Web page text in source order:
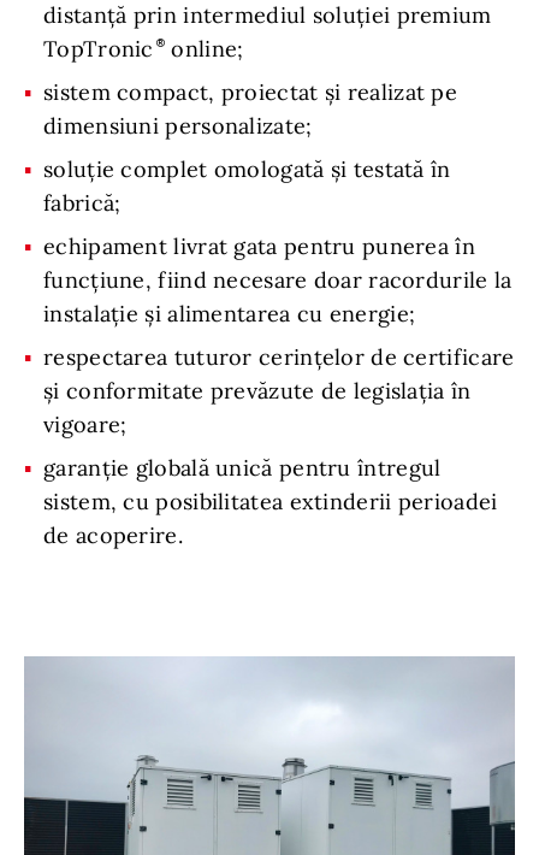
distanță prin intermediul soluției premium
TopTronic
online;
sistem compact, proiectat și realizat pe
dimensiuni personalizate;
soluție complet omologată și testată în
fabrică;
echipament livrat gata pentru punerea în
funcțiune, fiind necesare doar racordurile la
instalație și alimentarea cu energie;
respectarea tuturor cerințelor de certificare
și conformitate prevăzute de legislația în
vigoare;
garanție globală unică pentru întregul
sistem, cu posibilitatea extinderii perioadei
de acoperire.